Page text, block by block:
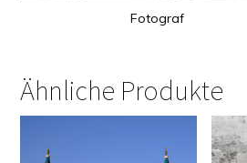
Fotograf
Ähnliche Produkte